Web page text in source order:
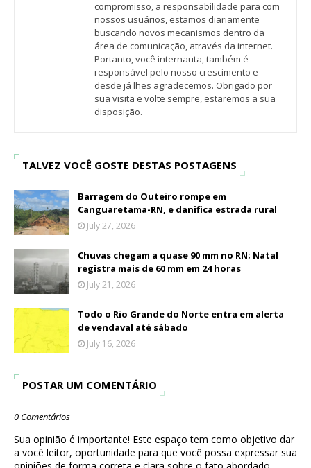
compromisso, a responsabilidade para com
nossos usuários, estamos diariamente
buscando novos mecanismos dentro da
área de comunicação, através da internet.
Portanto, você internauta, também é
responsável pelo nosso crescimento e
desde já lhes agradecemos. Obrigado por
sua visita e volte sempre, estaremos a sua
disposição.
TALVEZ VOCÊ GOSTE DESTAS POSTAGENS
Barragem do Outeiro rompe em
Canguaretama-RN, e danifica estrada rural
July 27, 2026
Chuvas chegam a quase 90 mm no RN; Natal
registra mais de 60 mm em 24 horas
July 21, 2026
Todo o Rio Grande do Norte entra em alerta
de vendaval até sábado
July 16, 2026
POSTAR UM COMENTÁRIO
0 Comentários
Sua opinião é importante! Este espaço tem como objetivo dar
a você leitor, oportunidade para que você possa expressar sua